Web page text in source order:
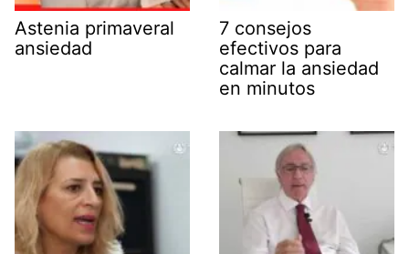
Astenia primaveral
ansiedad
7 consejos
efectivos para
calmar la ansiedad
en minutos